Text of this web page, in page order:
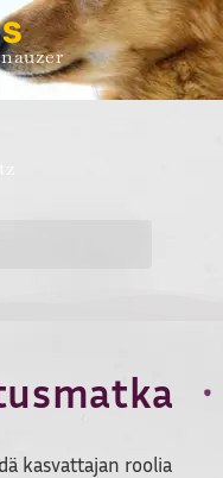
kasvattajan roolia